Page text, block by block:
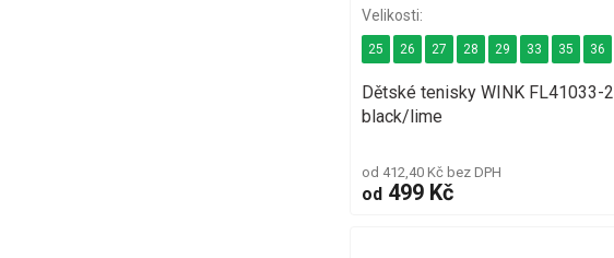
Dětské tenisky WINK FL41033-2
black/lime
od 412,40 Kč bez DPH
od 499 Kč
25 26 27 28 29 33 35 36